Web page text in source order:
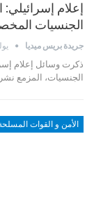
إعلام
الجنسيات
جريدة بريس ميديا يوليو
ذكرت وسائل إعلام
الجنسيات، المزمع
الأمن و القوات